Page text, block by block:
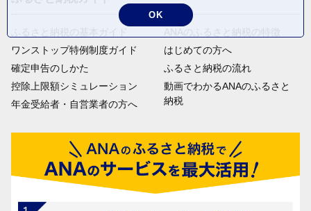
ワンストップ特例制度ガイド
確定申告のしかた
控除上限額シミュレーション
年金受給者・自営業者の方へ
はじめての方へ
ふるさと納税の流れ
動画でわかるANAのふるさと
納税
OK